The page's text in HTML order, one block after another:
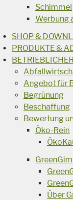
Schimmel
Werbung
SHOP &
PRODUKTE &
Angebot für
Begrünung
Beschaffung
Bewertung
Öko-Rein
Über